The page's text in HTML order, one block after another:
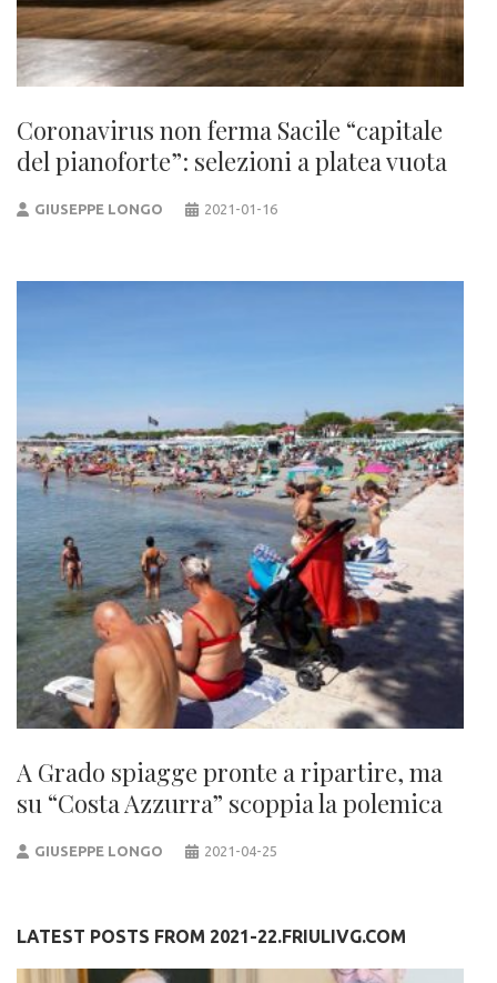
Coronavirus non ferma Sacile “capitale
del pianoforte”: selezioni a platea vuota
GIUSEPPE LONGO 2021-01-16
A Grado spiagge pronte a ripartire, ma
su “Costa Azzurra” scoppia la polemica
GIUSEPPE LONGO 2021-04-25
LATEST POSTS FROM 2021-22.FRIULIVG.COM